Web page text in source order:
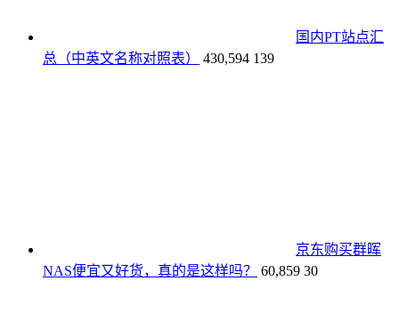
国内PT站点汇
总（中英文名称对照表）
430,594 139
京东购买群晖
NAS便宜又好货，真的是这样吗？
60,859 30